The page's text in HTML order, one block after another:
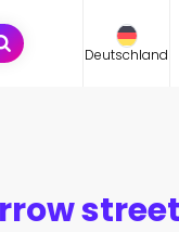
Deutschland